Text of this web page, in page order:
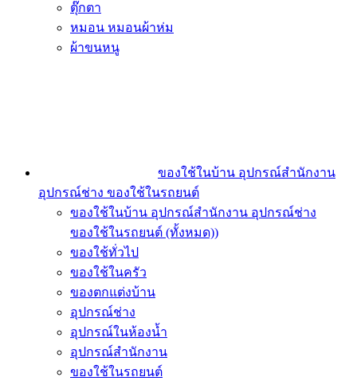
ตุ๊กตา
หมอน หมอนผ้าห่ม
ผ้าขนหนู
ของใช้ในบ้าน อุปกรณ์สำนักงาน
อุปกรณ์ช่าง ของใช้ในรถยนต์
ของใช้ในบ้าน อุปกรณ์สำนักงาน อุปกรณ์ช่าง
ของใช้ในรถยนต์ (ทั้งหมด))
ของใช้ทั่วไป
ของใช้ในครัว
ของตกแต่งบ้าน
อุปกรณ์ช่าง
อุปกรณ์ในห้องน้ำ
อุปกรณ์สำนักงาน
ของใช้ในรถยนต์